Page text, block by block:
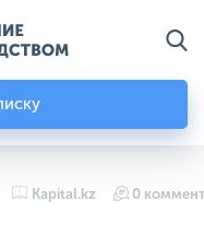
Kapital.kz 0